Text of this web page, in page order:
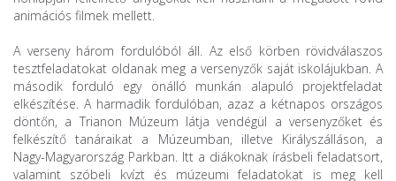
animációs filmek mellett.
A verseny három fordulóból áll. Az első körben rövidválaszos
tesztfeladatokat oldanak meg a versenyzők saját iskolájukban. A
második forduló egy önálló munkán alapuló projektfeladat
elkészítése. A harmadik fordulóban, azaz a kétnapos országos
döntőn, a Trianon Múzeum látja vendégül a versenyzőket és
felkészítő tanáraikat a Múzeumban, illetve Királyszálláson, a
Nagy-Magyarország Parkban. Itt a diákoknak írásbeli feladatsort,
valamint szóbeli kvízt és múzeumi feladatokat is meg kell